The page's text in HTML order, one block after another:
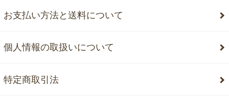
お支払い方法と送料について
個人情報の取扱いについて
特定商取引法